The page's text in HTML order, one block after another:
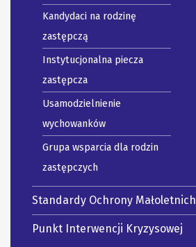
Kandydaci na rodzinę
zastępczą
Instytucjonalna piecza
zastępcza
Usamodzielnienie
wychowanków
Grupa wsparcia dla rodzin
zastępczych
Standardy Ochrony Małoletnich
Punkt Interwencji Kryzysowej